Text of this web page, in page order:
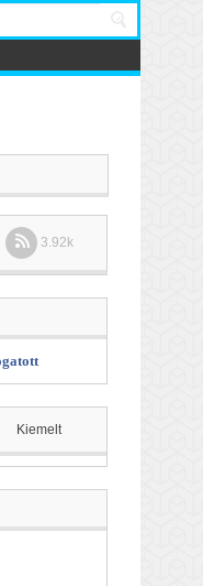
3.92k
Kiemelt